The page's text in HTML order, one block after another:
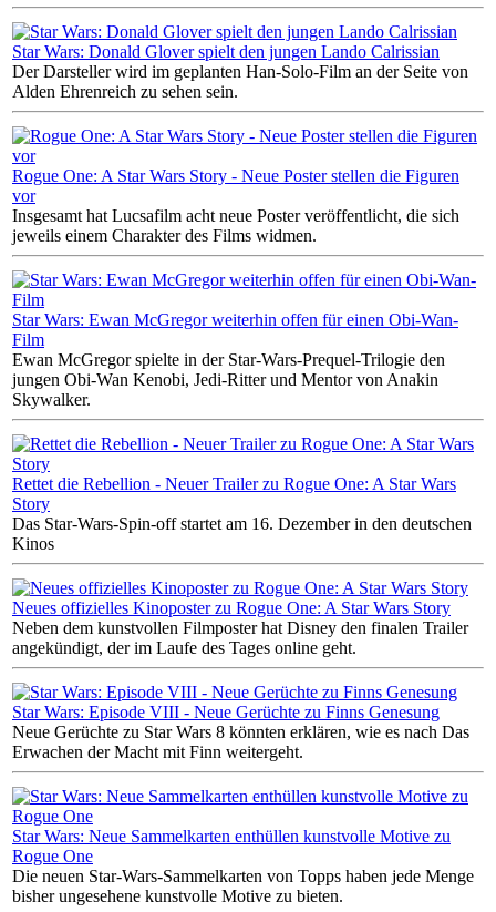
Star Wars: Donald Glover spielt den jungen Lando Calrissian
Der Darsteller wird im geplanten Han-Solo-Film an der Seite von
Alden Ehrenreich zu sehen sein.
Rogue One: A Star Wars Story - Neue Poster stellen die Figuren
vor
Insgesamt hat Lucsafilm acht neue Poster veröffentlicht, die sich
jeweils einem Charakter des Films widmen.
Star Wars: Ewan McGregor weiterhin offen für einen Obi-Wan-
Film
Ewan McGregor spielte in der Star-Wars-Prequel-Trilogie den
jungen Obi-Wan Kenobi, Jedi-Ritter und Mentor von Anakin
Skywalker.
Rettet die Rebellion - Neuer Trailer zu Rogue One: A Star Wars
Story
Das Star-Wars-Spin-off startet am 16. Dezember in den deutschen
Kinos
Neues offizielles Kinoposter zu Rogue One: A Star Wars Story
Neben dem kunstvollen Filmposter hat Disney den finalen Trailer
angekündigt, der im Laufe des Tages online geht.
Star Wars: Episode VIII - Neue Gerüchte zu Finns Genesung
Neue Gerüchte zu Star Wars 8 könnten erklären, wie es nach Das
Erwachen der Macht mit Finn weitergeht.
Star Wars: Neue Sammelkarten enthüllen kunstvolle Motive zu
Rogue One
Die neuen Star-Wars-Sammelkarten von Topps haben jede Menge
bisher ungesehene kunstvolle Motive zu bieten.